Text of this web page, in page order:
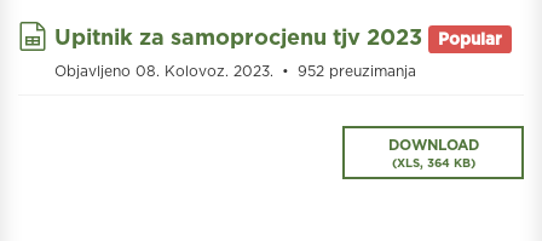
spreadsheet
Upitnik za samoprocjenu tjv 2023 Popular
Objavljeno 08. Kolovoz. 2023. 952 preuzimanja
DOWNLOAD
(XLS, 364 KB)